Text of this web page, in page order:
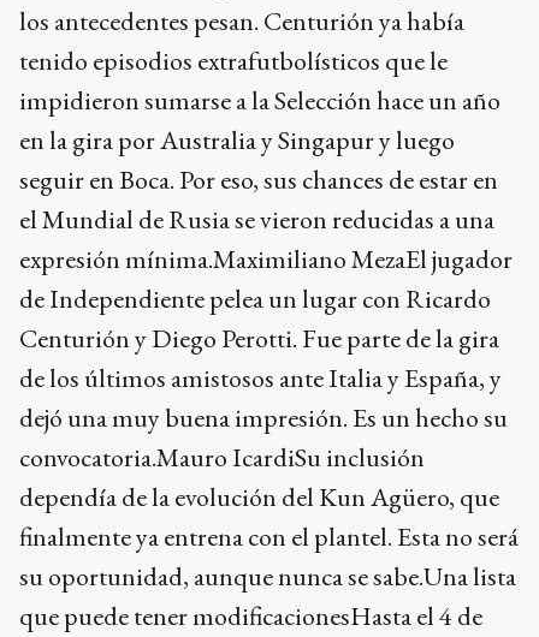
los antecedentes pesan. Centurión ya había
tenido episodios extrafutbolísticos que le
impidieron sumarse a la Selección hace un año
en la gira por Australia y Singapur y luego
seguir en Boca. Por eso, sus chances de estar en
el Mundial de Rusia se vieron reducidas a una
expresión mínima.Maximiliano MezaEl jugador
de Independiente pelea un lugar con Ricardo
Centurión y Diego Perotti. Fue parte de la gira
de los últimos amistosos ante Italia y España, y
dejó una muy buena impresión. Es un hecho su
convocatoria.Mauro IcardiSu inclusión
dependía de la evolución del Kun Agüero, que
finalmente ya entrena con el plantel. Esta no será
su oportunidad, aunque nunca se sabe.Una lista
que puede tener modificacionesHasta el 4 de